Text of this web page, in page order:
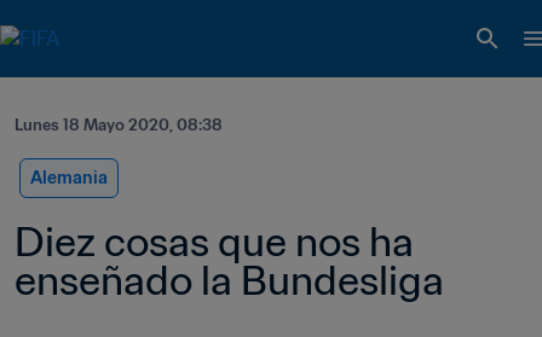
Lunes 18 Mayo 2020, 08:38
Alemania
Diez cosas que nos ha
enseñado la Bundesliga